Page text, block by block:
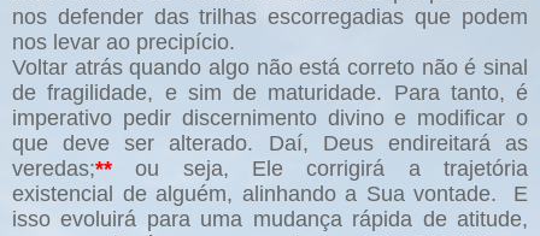
nos defender das trilhas escorregadias que podem
nos levar ao precipício.
Voltar atrás quando algo não está correto não é sinal
de fragilidade, e sim de maturidade. Para tanto, é
imperativo pedir discernimento divino e modificar o
que deve ser alterado. Daí, Deus endireitará as
veredas;** ou seja, Ele corrigirá a trajetória
existencial de alguém, alinhando a Sua vontade.
E
isso evoluirá para uma mudança rápida de atitude,